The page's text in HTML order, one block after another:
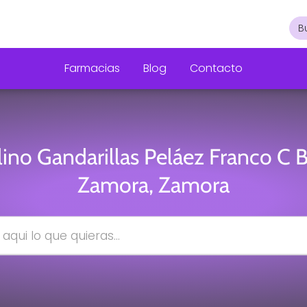
Farmacias Blog Contacto
Gandarillas Peláez Franco C
Zamora, Zamora